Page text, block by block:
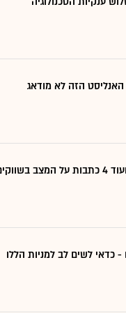
האנליסט הזה לא מודאג